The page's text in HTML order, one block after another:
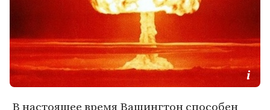
В настоящее время Вашингтон способен